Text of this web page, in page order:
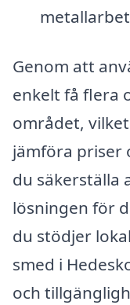
Genom att
enkelt få flera
området,
jämföra priser
du säkerställa
lösningen för
du stödjer
smed i
och